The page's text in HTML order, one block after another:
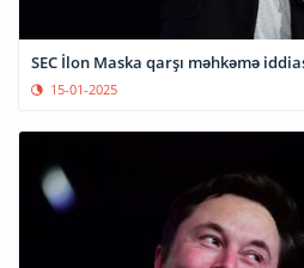
SEC İlon Maska qarşı məhkəmə
15-01-2025